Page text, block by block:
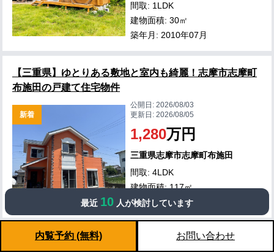
間取: 1LDK
建物面積: 30㎡
築年月: 2010年07月
【三重県】ゆとりある敷地と室内も綺麗！志摩市志摩町
布施田の戸建て住宅物件
新着
公開日:2026/08/03
更新日:2026/08/05
1,280万円
三重県志摩市志摩町布施田
間取: 4LDK
建物面積: 117㎡
築年月: 2003年07月
【滋賀県】広大な日本庭園とドッグラン付き！米原市大
最近 10 人が検討しています
内覧予約 (無料) お問い合わせ